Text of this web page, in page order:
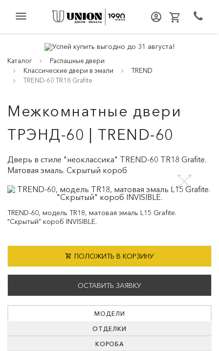
menu
Каталог
Распашные двери
Классические двери в эмали
TREND
TREND-60 TR18 Grafite
Межкомнатные двери
ТРЭНД-60 | TREND-60
Дверь в стиле "неоклассика" TREND-60 TR18 Grafite.
Матовая эмаль. Скрытый короб
TREND-60, модель TR18, матовая эмаль L15 Grafite.
"Скрытый" короб INVISIBLE.
ПОЛОЖИТЬ В КОРЗИНУ
ОСТАВИТЬ ЗАЯВКУ
МОДЕЛИ
ОТДЕЛКИ
КОРОБА